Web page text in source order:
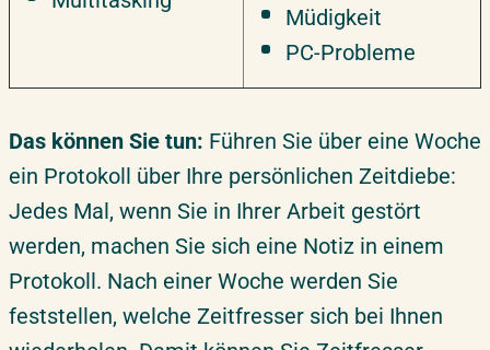
Müdigkeit
PC-Probleme
Das können Sie tun: Führen Sie über eine Woche
ein Protokoll über Ihre persönlichen Zeitdiebe:
Jedes Mal, wenn Sie in Ihrer Arbeit gestört
werden, machen Sie sich eine Notiz in einem
Protokoll. Nach einer Woche werden Sie
feststellen, welche Zeitfresser sich bei Ihnen